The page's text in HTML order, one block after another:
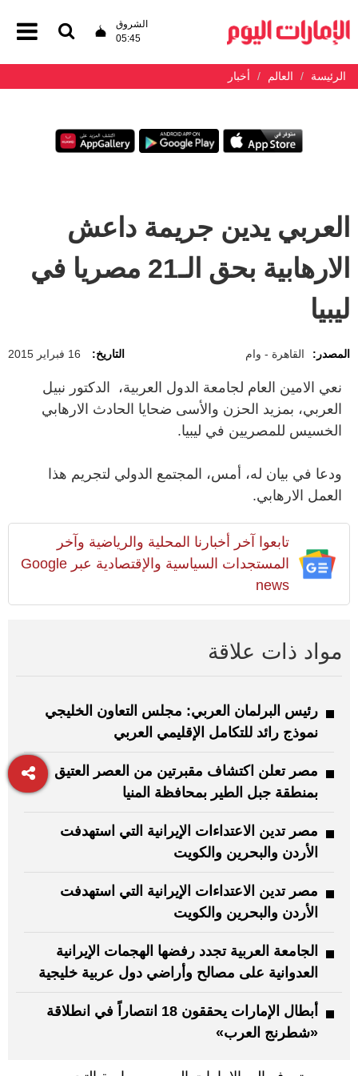
الشروق
05:45
الرئيسة العالم أخبار
العربي يدين جريمة داعش
الارهابية بحق الـ21 مصريا في
ليبيا
المصدر: القاهرة - وام التاريخ: 16 فبراير 2015
نعي الامين العام لجامعة الدول العربية، الدكتور نبيل
العربي، بمزيد الحزن والأسى ضحايا الحادث الارهابي
الخسيس للمصريين في ليبيا.
ودعا في بيان له، أمس، المجتمع الدولي لتجريم هذا
العمل الارهابي.
تابعوا آخر أخبارنا المحلية والرياضية وآخر
المستجدات السياسية والإقتصادية عبر Google
news
مواد ذات علاقة
رئيس البرلمان العربي: مجلس التعاون الخليجي
نموذج رائد للتكامل الإقليمي العربي
مصر تعلن اكتشاف مقبرتين من العصر العتيق
بمنطقة جبل الطير بمحافظة المنيا
مصر تدين الاعتداءات الإيرانية التي استهدفت
الأردن والبحرين والكويت
مصر تدين الاعتداءات الإيرانية التي استهدفت
الأردن والبحرين والكويت
الجامعة العربية تجدد رفضها الهجمات الإيرانية
العدوانية على مصالح وأراضي دول عربية خليجية
أبطال الإمارات يحققون 18 انتصاراً في انطلاقة
«شطرنج العرب»